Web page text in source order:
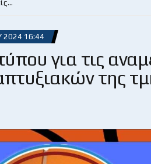
2024 16:44
για τις
της